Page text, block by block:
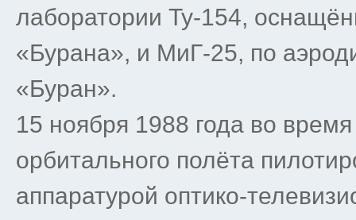
лаборатории Ту-154,
«Бурана», и МиГ-25, по
«Буран».
15 ноября 1988 года во
орбитального полёта
аппаратурой оптико-